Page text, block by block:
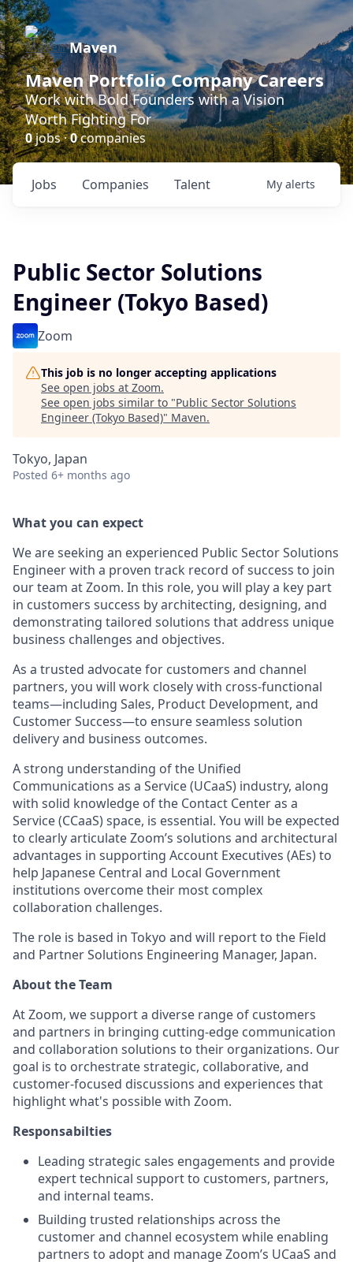
Maven
Maven Portfolio Company Careers
Work with Bold Founders with a Vision
Worth Fighting For
0jobs ·0companies
Jobs Companies Talent My alerts
Public Sector Solutions
Engineer (Tokyo Based)
Zoom
This job is no longer accepting applications
See open jobs at Zoom.
See open jobs similar to "Public Sector Solutions
Engineer (Tokyo Based)" Maven.
Tokyo, Japan
Posted 6+ months ago
What you can expect
We are seeking an experienced Public SectorSolutions
Engineer with a proven track record of success to join
our team at Zoom. In this role, you will play a key part
in customers success by architecting, designing, and
demonstrating tailored solutions that address unique
business challenges and objectives.
As a trusted advocate for customers and channel
partners, you will work closely with cross-functional
teams—including Sales, Product Development, and
Customer Success—to ensure seamless solution
delivery and business outcomes.
A strong understanding of the Unified
Communications as a Service (UCaaS) industry, along
with solid knowledge of the Contact Center as a
Service (CCaaS) space, is essential. You will be expected
to clearly articulate Zoom’s solutions and architectural
advantages in supporting Account Executives (AEs) to
help Japanese Central and Local Government
institutions overcome their most complex
collaboration challenges.
The role is based in Tokyo and will report to the Field
and Partner Solutions Engineering Manager, Japan.
About the Team
At Zoom, we support a diverse range of customers
and partners in bringing cutting-edge communication
and collaboration solutions to their organizations. Our
goal is to orchestrate strategic, collaborative, and
customer-focused discussions and experiences that
highlight what's possible with Zoom.
Responsabilties
Leading strategic sales engagements and provide
expert technical support to customers, partners,
and internal teams.
Building trusted relationships across the
customer and channel ecosystem while enabling
partners to adopt and manage Zoom’s UCaaS and